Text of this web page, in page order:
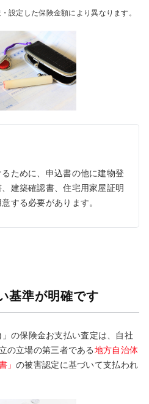
設定した保険金額により異なります。
ために、申込書の他に建物登
建築確認書、住宅用家屋証明
する必要があります。
基準が明確です
の保険金お支払い査定は、自社
の立場の第三者である地方自治体
」の被害認定に基づいて支払われ